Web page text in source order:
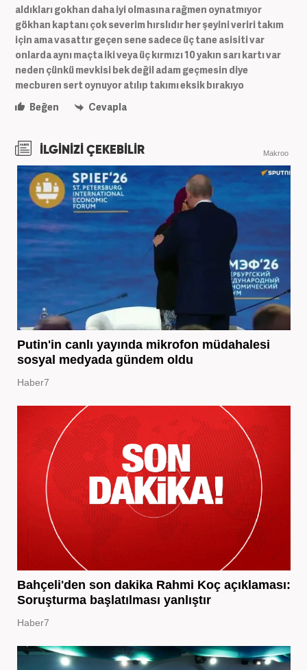
aldıkları gokhan daha iyi olmasına rağmen oynatmıyor
gökhan kaptanı çok severim hırslıdır her şeyini veriri takım
için ama vasattır geçen sene sadece üç tane asisiti var
onlarda aynı maçta iki veya üç kırmızı 10 yakın sarı kartı var
neden çünkü mevkisi bek değil adam geçmesin diye
mecburen sert oynuyor atılıp takımı eksik bırakıyo
Beğen
Cevapla
İLGİNİZİ ÇEKEBİLİR Makroo
Putin'in canlı yayında mikrofon müdahalesi
sosyal medyada gündem oldu
Haber7
Bahçeli'den son dakika Rahmi Koç açıklaması:
Soruşturma başlatılması yanlıştır
Haber7